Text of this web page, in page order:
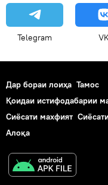
Telegram
Дар бораи лоиҳа Тамос
Қоидаи истифодабарии
Сиёсати махфият
Алоқа